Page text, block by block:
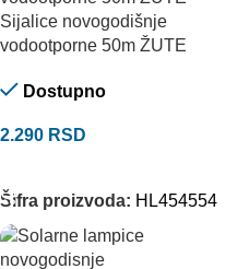
Sijalice novogodišnje
vodootporne 50m ŽUTE
Dostupno
2.290 RSD
Šifra proizvoda: HL454554